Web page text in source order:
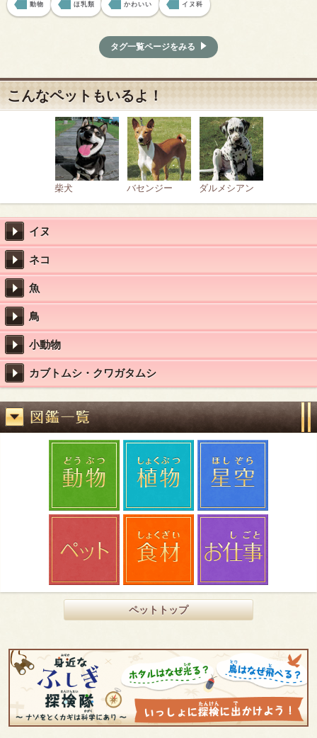
動物 ほ乳類 かわいい イヌ科
タグ一覧ページをみる
こんなペットもいるよ！
柴犬 バセンジー ダルメシアン
イヌ
ネコ
魚
鳥
小動物
カブトムシ・クワガタムシ
ペットトップ